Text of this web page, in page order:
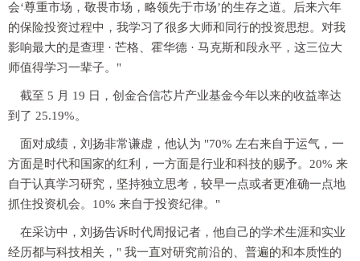
会‘尊重市场，敬畏市场，略领先于市场’的生存之道。后来六年
的保险投资过程中，我学习了很多大师和同行的投资思想。对我
影响最大的是查理 · 芒格、霍华德 · 马克斯和段永平，这三位大
师值得学习一辈子。"
截至 5 月 19 日，创金合信芯片产业基金今年以来的收益率达
到了 25.19%。
面对成绩，刘扬非常谦虚，他认为 "70% 左右来自于运气，一
方面是时代和国家的红利，一方面是行业和科技的赐予。20% 来
自于认真学习研究，坚持独立思考，较早一点或者更准确一点地
抓住投资机会。10% 来自于投资纪律。"
在采访中，刘扬告诉时代周报记者，他自己的学术生涯和实业
经历都与科技相关，" 我一直对研究前沿的、普遍的和本质性的